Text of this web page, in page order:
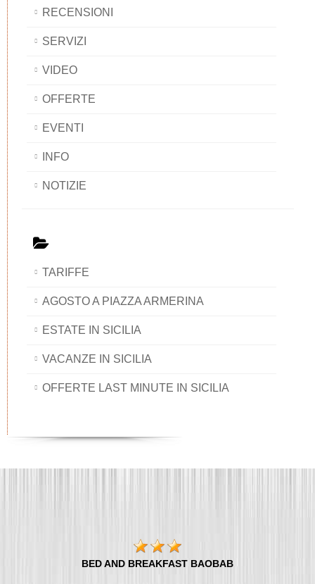
RECENSIONI
SERVIZI
VIDEO
OFFERTE
EVENTI
INFO
NOTIZIE
TARIFFE
AGOSTO A PIAZZA ARMERINA
ESTATE IN SICILIA
VACANZE IN SICILIA
OFFERTE LAST MINUTE IN SICILIA
BED AND BREAKFAST BAOBAB